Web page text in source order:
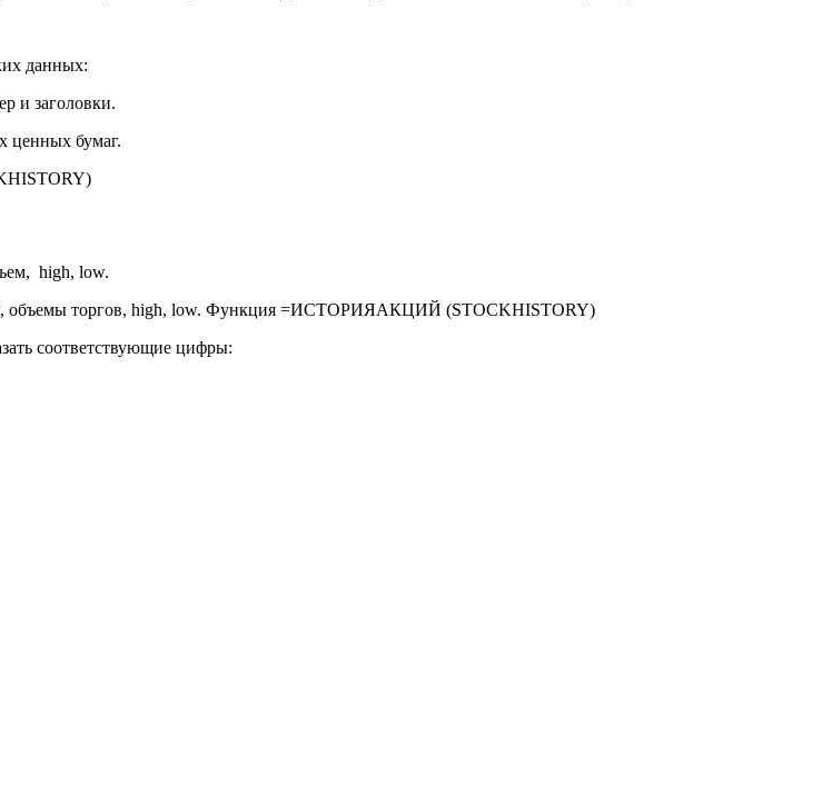
данных:
и заголовки.
ценных бумаг.
high, low.
соответствующие цифры: